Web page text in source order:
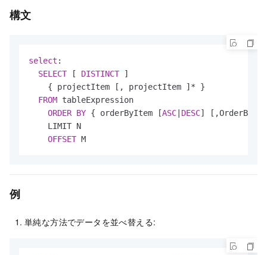
構文
select :
SELECT [ DISTINCT ]
    { projectItem [, projectItem ]
* }
FROM tableExpression
ORDER BY { orderByItem [ASC DESC]
    LIMIT N
OFFSET M
例
単純な方法でデータを並べ替える: